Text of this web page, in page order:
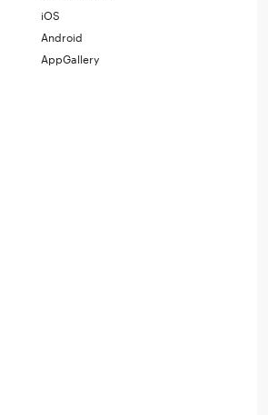
iOS
Android
AppGallery